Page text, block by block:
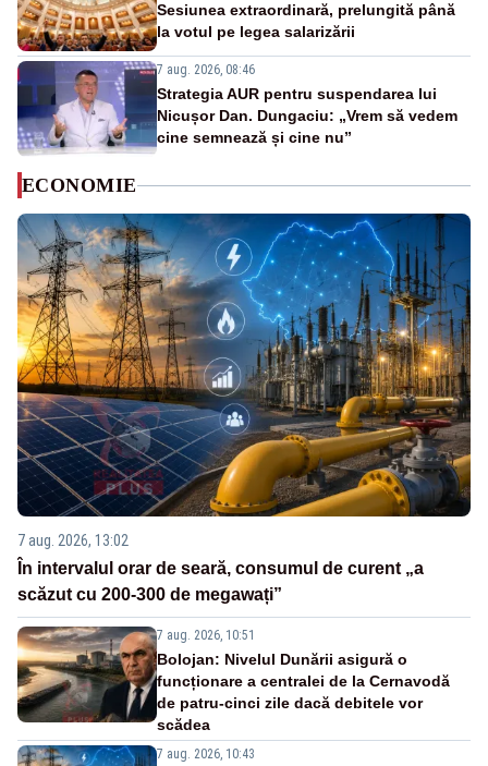
Sesiunea extraordinară, prelungită până
la votul pe legea salarizării
7 aug. 2026, 08:46
Strategia AUR pentru suspendarea lui
Nicușor Dan. Dungaciu: „Vrem să vedem
cine semnează și cine nu”
ECONOMIE
7 aug. 2026, 13:02
În intervalul orar de seară, consumul de curent „a
scăzut cu 200-300 de megawați”
7 aug. 2026, 10:51
Bolojan: Nivelul Dunării asigură o
funcționare a centralei de la Cernavodă
de patru-cinci zile dacă debitele vor
scădea
7 aug. 2026, 10:43